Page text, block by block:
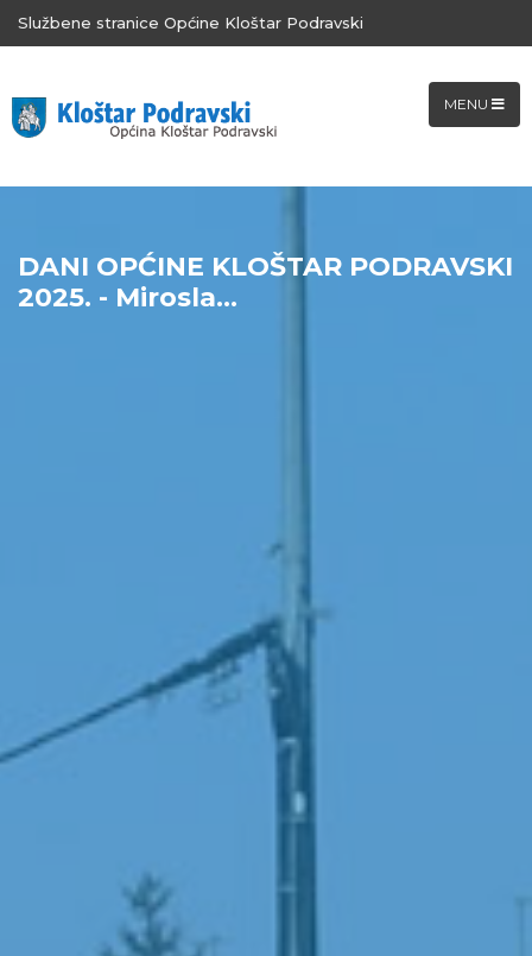
Službene stranice Općine Kloštar Podravski
MENU
DANI OPĆINE KLOŠTAR PODRAVSKI
2025. - Mirosla...